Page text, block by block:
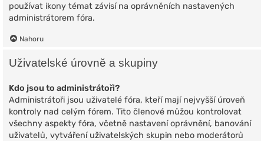
používat ikony témat závisí na oprávněních nastavených
administrátorem fóra.
Nahoru
Uživatelské úrovně a skupiny
Kdo jsou to administrátoři?
Administrátoři jsou uživatelé fóra, kteří mají nejvyšší úroveň
kontroly nad celým fórem. Tito členové můžou kontrolovat
všechny aspekty fóra, včetně nastavení oprávnění, banování
uživatelů, vytváření uživatelských skupin nebo moderátorů